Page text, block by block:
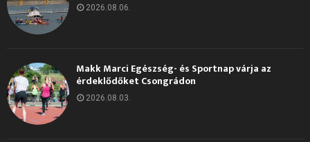
2026.08.06.
Makk Marci Egészség- és Sportnap várja az
érdeklődőket Csongrádon
2026.08.03.